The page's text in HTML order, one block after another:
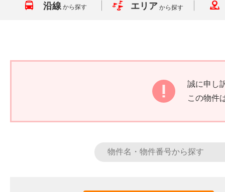
沿線 から探す エリア から探す
誠に申し
この物件